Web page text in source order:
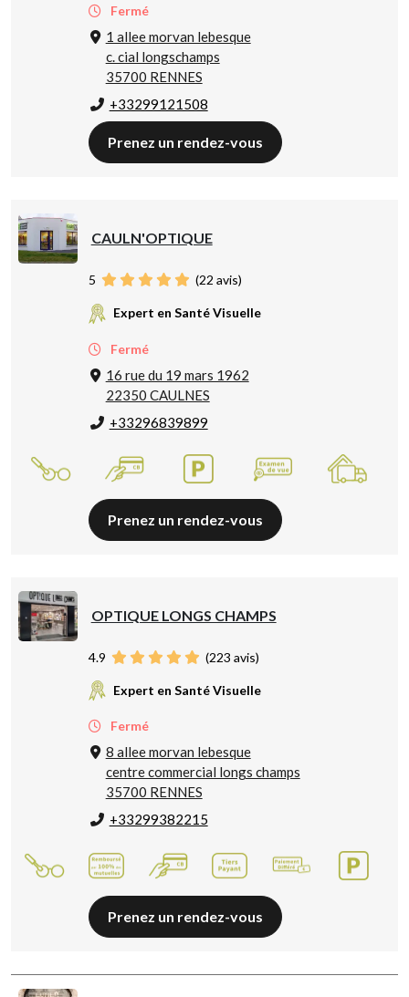
Fermé
1 allee morvan lebesque
c. cial longschamps
35700 RENNES
+33299121508
Prenez un rendez-vous
CAULN'OPTIQUE
5 (22 avis)
Expert en Santé Visuelle
Fermé
16 rue du 19 mars 1962
22350 CAULNES
+33296839899
Prenez un rendez-vous
OPTIQUE LONGS CHAMPS
4.9 (223 avis)
Expert en Santé Visuelle
Fermé
8 allee morvan lebesque
centre commercial longs champs
35700 RENNES
+33299382215
Prenez un rendez-vous